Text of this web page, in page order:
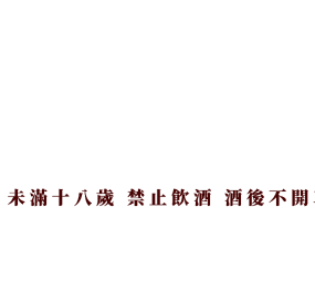
堡製法推出「小週末牛肉堡」與